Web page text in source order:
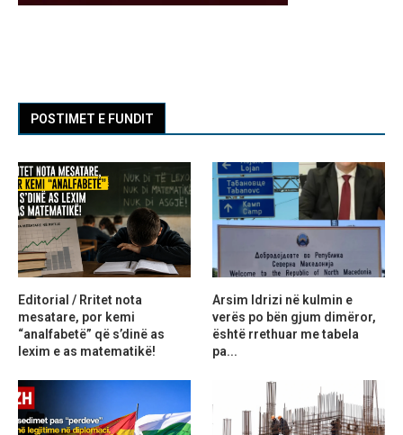
POSTIMET E FUNDIT
Editorial / Rritet nota
mesatare, por kemi
“analfabetë” që s’dinë as
lexim e as matematikë!
Arsim Idrizi në kulmin e
verës po bën gjum dimëror,
është rrethuar me tabela
pa...